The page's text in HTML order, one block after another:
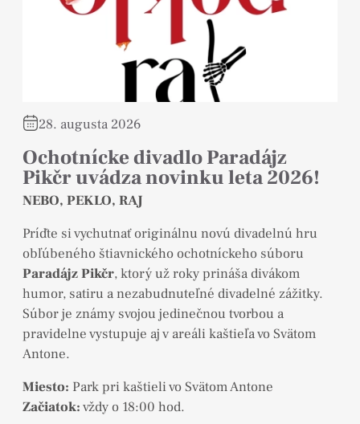
28. augusta 2026
Ochotnícke divadlo Paradájz
Pikčr uvádza novinku leta 2026!
NEBO, PEKLO, RAJ
Príďte si vychutnať originálnu novú divadelnú hru
obľúbeného štiavnického ochotníckeho súboru
Paradájz Pikčr, ktorý už roky prináša divákom
humor, satiru a nezabudnuteľné divadelné zážitky.
Súbor je známy svojou jedinečnou tvorbou a
pravidelne vystupuje aj v areáli kaštieľa vo Svätom
Antone.
Miesto: Park pri kaštieli vo Svätom Antone
Začiatok:vždy o 18:00 hod.